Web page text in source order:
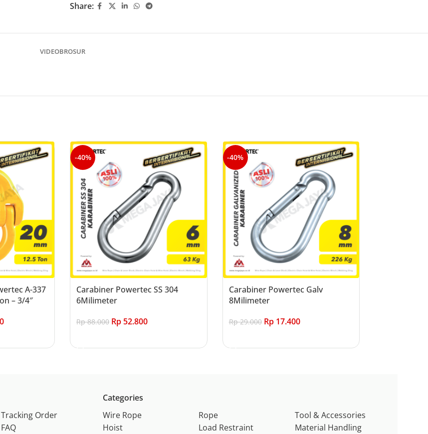
Share:
VIDEOBROSUR
A-337
– 3/4″
-40%
Carabiner Powertec SS 304
6Milimeter
Rp88.000 Rp52.800
-40%
Carabiner Powertec Galv
8Milimeter
Rp29.000 Rp17.400
Tracking Order
FAQ
Categories
Wire Rope
Hoist
Rope
Load Restraint
Tool & Accessories
Material Handling